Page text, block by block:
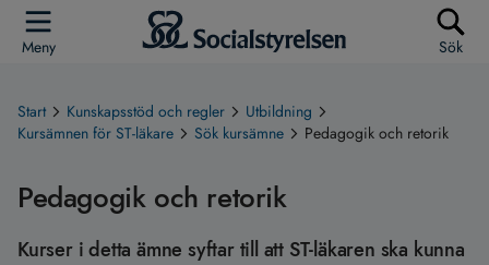
Meny Sök
Start Kunskapsstöd och regler
Utbildning
Kursämnen för ST-läkare
Sök kursämne Pedagogik och retorik
Pedagogik och retorik
Kurser i detta ämne syftar till att ST-läkaren ska kunna